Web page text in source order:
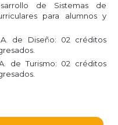
de Sistemas de
para alumnos y
de Diseño: 02 créditos
de Turismo: 02 créditos